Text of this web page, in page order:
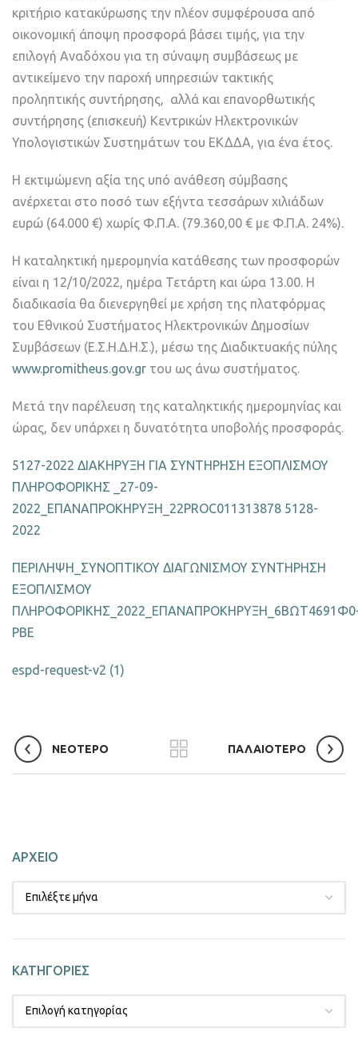
κριτήριο κατακύρωσης την πλέον συμφέρουσα από
οικονομική άποψη προσφορά βάσει τιμής, για την
επιλογή Αναδόχου για τη σύναψη συμβάσεως με
αντικείμενο την παροχή υπηρεσιών τακτικής
προληπτικής συντήρησης, αλλά και επανορθωτικής
συντήρησης (επισκευή) Κεντρικών Ηλεκτρονικών
Υπολογιστικών Συστημάτων του ΕΚΔΔΑ, για ένα έτος.
Η εκτιμώμενη αξία της υπό ανάθεση σύμβασης
ανέρχεται στο ποσό των εξήντα τεσσάρων χιλιάδων
ευρώ (64.000 €) χωρίς Φ.Π.Α. (79.360,00 € με Φ.Π.Α. 24%).
Η καταληκτική ημερομηνία κατάθεσης των προσφορών
είναι η 12/10/2022, ημέρα Τετάρτη και ώρα 13.00. Η
διαδικασία θα διενεργηθεί με χρήση της πλατφόρμας
του Εθνικού Συστήματος Ηλεκτρονικών Δημοσίων
Συμβάσεων (Ε.Σ.Η.Δ.Η.Σ.), μέσω της Διαδικτυακής πύλης
www.promitheus.gov.gr του ως άνω συστήματος.
Μετά την παρέλευση της καταληκτικής ημερομηνίας και
ώρας, δεν υπάρχει η δυνατότητα υποβολής προσφοράς.
5127-2022 ΔΙΑΚΗΡΥΞΗ ΓΙΑ ΣΥΝΤΗΡΗΣΗ ΕΞΟΠΛΙΣΜΟΥ
ΠΛΗΡΟΦΟΡΙΚΗΣ _27-09-
2022_ΕΠΑΝΑΠΡΟΚΗΡΥΞΗ_22PROC011313878 5128-
2022
ΠΕΡΙΛΗΨΗ_ΣΥΝΟΠΤΙΚΟΥ ΔΙΑΓΩΝΙΣΜΟΥ ΣΥΝΤΗΡΗΣΗ
ΕΞΟΠΛΙΣΜΟΥ
ΡΒΕ
espd-request-v2 (1)
ΝΕΟΤΕΡΟ ΠΑΛΑΙΟΤΕΡΟ
ΑΡΧΕΙΟ
ΚΑΤΗΓΟΡΙΕΣ